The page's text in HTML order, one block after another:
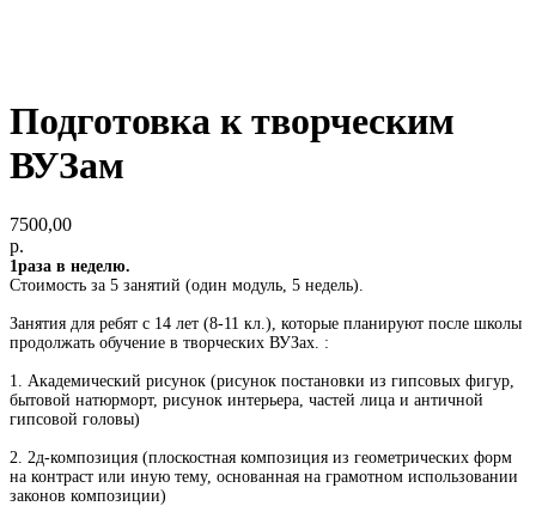
Подготовка к творческим
ВУЗам
7500,00
р.
1раза в неделю.
Стоимость за 5 занятий (один модуль, 5 недель).
Занятия для ребят с 14 лет (8-11 кл.), которые планируют после школы
продолжать обучение в творческих ВУЗах. :
1. Академический рисунок (рисунок постановки из гипсовых фигур,
бытовой натюрморт, рисунок интерьера, частей лица и античной
гипсовой головы)
2. 2д-композиция (плоскостная композиция из геометрических форм
на контраст или иную тему, основанная на грамотном использовании
законов композиции)